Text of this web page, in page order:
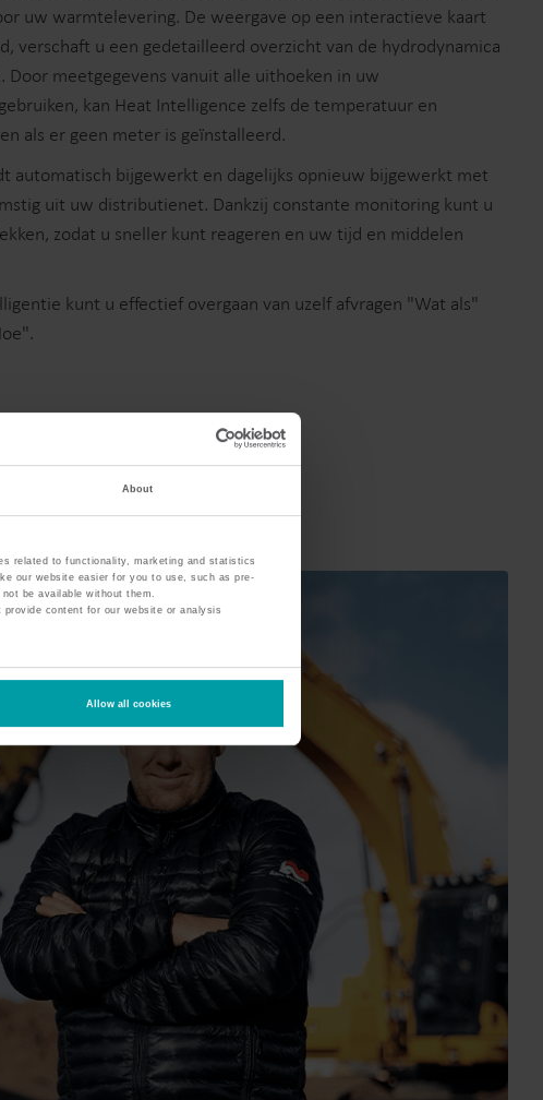
About
related to functionality, marketing and statistics
our website easier for you to use, such as pre-
be available without them.
content for our website or analysis
Allow all cookies
uw warmtelevering. De weergave op een interactieve kaart
verschaft u een gedetailleerd overzicht van de hydrodynamica
meetgegevens vanuit alle uithoeken in uw
kan Heat Intelligence zelfs de temperatuur en
als er geen meter is geïnstalleerd.
automatisch bijgewerkt en dagelijks opnieuw bijgewerkt met
uit uw distributienet. Dankzij constante monitoring kunt u
zodat u sneller kunt reageren en uw tijd en middelen
kunt u effectief overgaan van uzelf afvragen "Wat als"